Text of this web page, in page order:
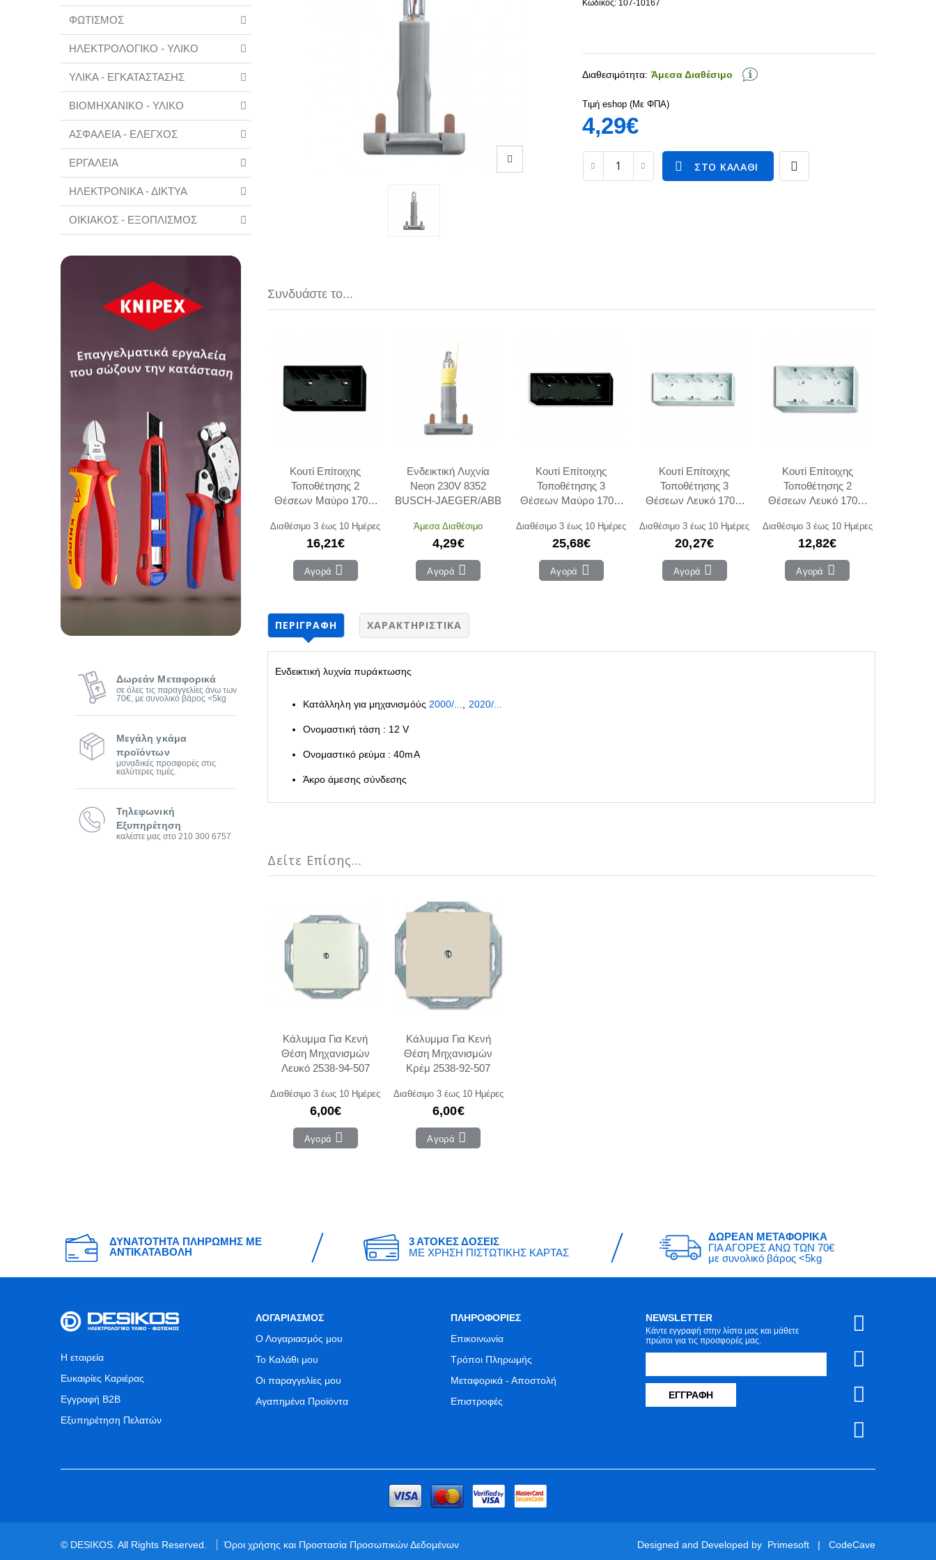
ΦΩΤΙΣΜΟΣ
ΗΛΕΚΤΡΟΛΟΓΙΚΟ - ΥΛΙΚΟ
ΥΛΙΚΑ - ΕΓΚΑΤΑΣΤΑΣΗΣ
ΒΙΟΜΗΧΑΝΙΚΟ - ΥΛΙΚΟ
ΑΣΦΑΛΕΙΑ - ΕΛΕΓΧΟΣ
ΕΡΓΑΛΕΙΑ
ΗΛΕΚΤΡΟΝΙΚΑ - ΔΙΚΤΥΑ
ΟΙΚΙΑΚΟΣ - ΕΞΟΠΛΙΣΜΟΣ
Δωρεάν Μεταφορικά
σε όλες τις παραγγελίες άνω των
70€, με συνολικό βάρος <5kg
Μεγάλη γκάμα
προϊόντων
μοναδικές προσφορές στις
καλύτερες τιμές.
Τηλεφωνική
Εξυπηρέτηση
καλέστε μας στο 210 300 6757
Κωδικός: 107-10167
Διαθεσιμότητα: Άμεσα Διαθέσιμο
Τιμή eshop (Με ΦΠΑ)
4,29€
ΣΤΟ ΚΑΛΆΘΙ
Συνδυάστε το...
Κουτί Επίτοιχης
Τοποθέτησης 2
Θέσεων Μαύρο 1702-
Διαθέσιμο 3 έως 10 Ημέρες
16,21€
Αγορά
Ενδεικτική Λυχνία
Neon 230V 8352
BUSCH-JAEGER/ABB
Άμεσα Διαθέσιμο
4,29€
Αγορά
Κουτί Επίτοιχης
Τοποθέτησης 3
Θέσεων Μαύρο 1703-
Διαθέσιμο 3 έως 10 Ημέρες
25,68€
Αγορά
Κουτί Επίτοιχης
Τοποθέτησης 3
Θέσεων Λευκό 1703-
Διαθέσιμο 3 έως 10 Ημέρες
20,27€
Αγορά
Κουτί Επίτοιχης
Τοποθέτησης 2
Θέσεων Λευκό 1702-
Διαθέσιμο 3 έως 10 Ημέρες
12,82€
Αγορά
ΠΕΡΙΓΡΑΦΉ ΧΑΡΑΚΤΗΡΙΣΤΙΚΆ
Ενδεικτική λυχνία πυράκτωσης
Κατάλληλη για μηχανισμόύς 2000/..., 2020/...
Ονομαστική τάση : 12 V
Ονομαστικό ρεύμα : 40mA
Άκρο άμεσης σύνδεσης
Δείτε Επίσης...
Κάλυμμα Για Κενή
Θέση Μηχανισμών
Λευκό 2538-94-507
Διαθέσιμο 3 έως 10 Ημέρες
6,00€
Αγορά
Κάλυμμα Για Κενή
Θέση Μηχανισμών
Κρέμ 2538-92-507
Διαθέσιμο 3 έως 10 Ημέρες
6,00€
Αγορά
ΔΥΝΑΤΟΤΗΤΑ ΠΛΗΡΩΜΗΣ ΜΕ
ΑΝΤΙΚΑΤΑΒΟΛΗ
3 ΑΤΟΚΕΣ ΔΟΣΕΙΣ
ΜΕ ΧΡΗΣΗ ΠΙΣΤΩΤΙΚΗΣ ΚΑΡΤΑΣ
ΔΩΡΕΑΝ ΜΕΤΑΦΟΡΙΚΑ
ΓΙΑ ΑΓΟΡΕΣ ΑΝΩ ΤΩΝ 70€
με συνολικό βάρος <5kg
Η εταιρεία
Ευκαιρίες Καριέρας
Εγγραφή B2B
Εξυπηρέτηση Πελατών
ΛΟΓΑΡΙΑΣΜΟΣ
Ο Λογαριασμός μου
Το Καλάθι μου
Οι παραγγελίες μου
Αγαπημένα Προϊόντα
ΠΛΗΡΟΦΟΡΙΕΣ
Επικοινωνία
Τρόποι Πληρωμής
Μεταφορικά - Αποστολή
Επιστροφές
NEWSLETTER
Κάντε εγγραφή στην λίστα μας και μάθετε
πρώτοι για τις προσφορές μας.
ΕΓΓΡΑΦΉ
© DESIKOS. All Rights Reserved. Όροι χρήσης και Προστασία Προσωπικών Δεδομένων Designed and Developed by Primesoft | CodeCave